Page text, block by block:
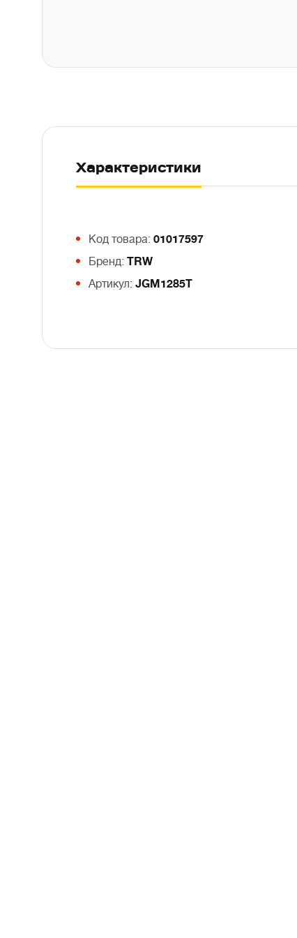
Характеристики
Код товара: 01017597
Бренд: TRW
Артикул: JGM1285T